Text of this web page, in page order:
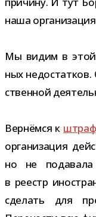
наша
Мы видим в этой
ных
ствен­ной
Вернёмся к
орга­ни­за­ция
но не
в реестр
сде­лать для